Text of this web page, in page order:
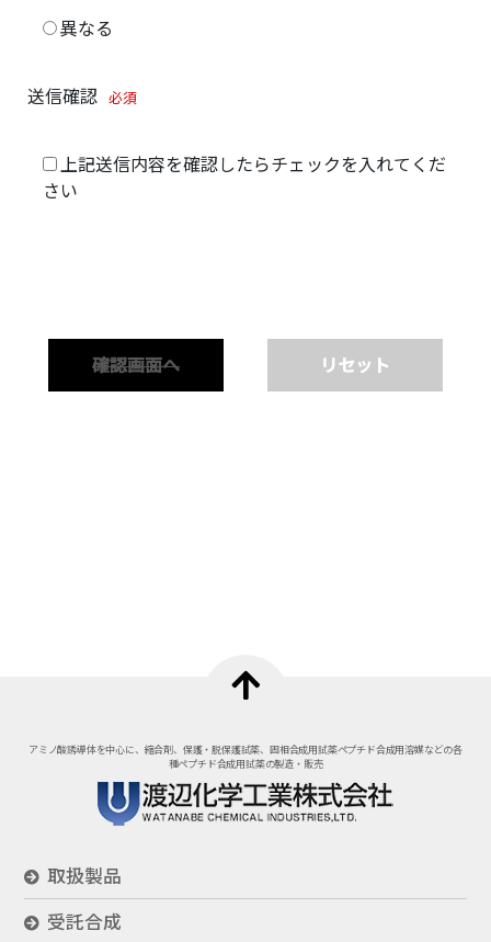
異なる
送信確認 必須
上記送信内容を確認したらチェックを入れてくだ
さい
確認画面へ リセット
アミノ酸誘導体を中心に、縮合剤、保護・脱保護試薬、固相合成用試薬ペプチド合成用溶媒などの各
種ペプチド合成用試薬の製造・販売
取扱製品
受託合成